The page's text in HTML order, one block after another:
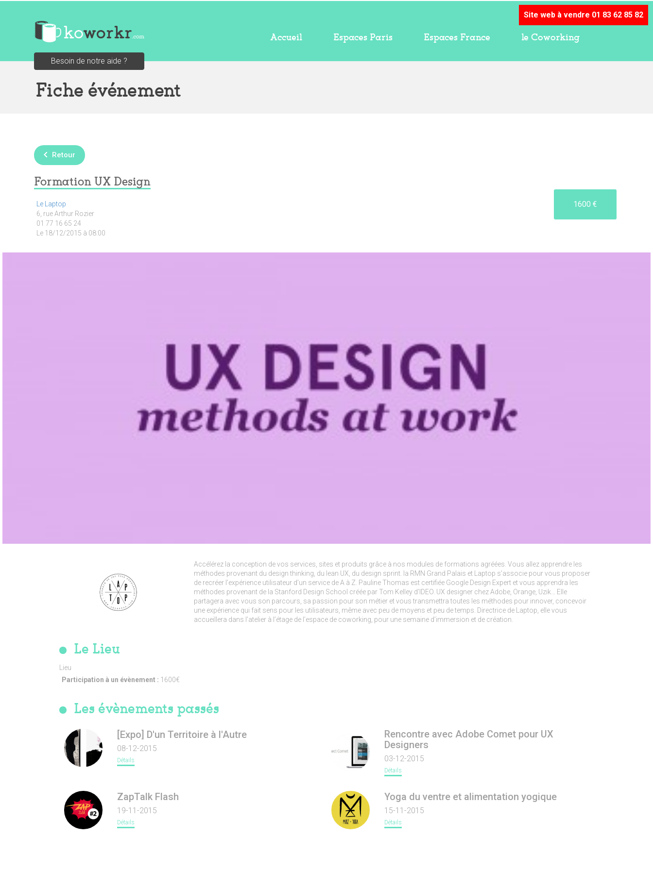
Site web à vendre 01 83 62 85 82
Besoin de notre aide ?
Accueil Espaces Paris Espaces France le Coworking
Fiche événement
Retour
Formation UX Design
Le Laptop
6, rue Arthur Rozier
01 77 16 65 24
Le 18/12/2015 à 08:00
1600 €
Accélérez la conception de vos services, sites et produits grâce à nos modules de formations agréées. Vous allez apprendre les
méthodes provenant du design thinking, du lean UX, du design sprint. la RMN Grand Palais et Laptop s’associe pour vous proposer
de recréer l’expérience utilisateur d’un service de A à Z. Pauline Thomas est certifiée Google Design Expert et vous apprendra les
méthodes provenant de la Stanford Design School créée par Tom Kelley d’IDEO. UX designer chez Adobe, Orange, Uzik… Elle
partagera avec vous son parcours, sa passion pour son métier et vous transmettra toutes les méthodes pour innover, concevoir
une expérience qui fait sens pour les utilisateurs, même avec peu de moyens et peu de temps. Directrice de Laptop, elle vous
accueillera dans l’atelier à l’étage de l’espace de coworking, pour une semaine d’immersion et de création.
Le Lieu
Lieu
Participation à un évènement : 1600€
Les évènements passés
[Expo] D'un Territoire à l'Autre
08-12-2015
Détails
Rencontre avec Adobe Comet pour UX
Designers
03-12-2015
Détails
ZapTalk Flash
19-11-2015
Détails
Yoga du ventre et alimentation yogique
15-11-2015
Détails